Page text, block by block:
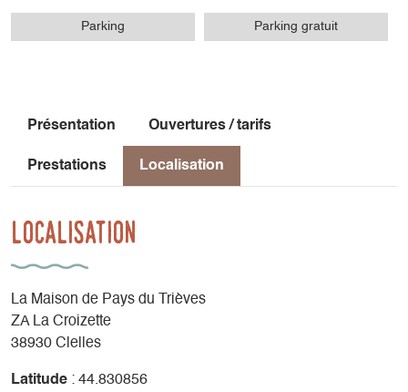
Parking Parking gratuit
Présentation Ouvertures / tarifs
Prestations Localisation
Localisation
La Maison de Pays du Trièves
ZA La Croizette
38930 Clelles
Latitude : 44.830856